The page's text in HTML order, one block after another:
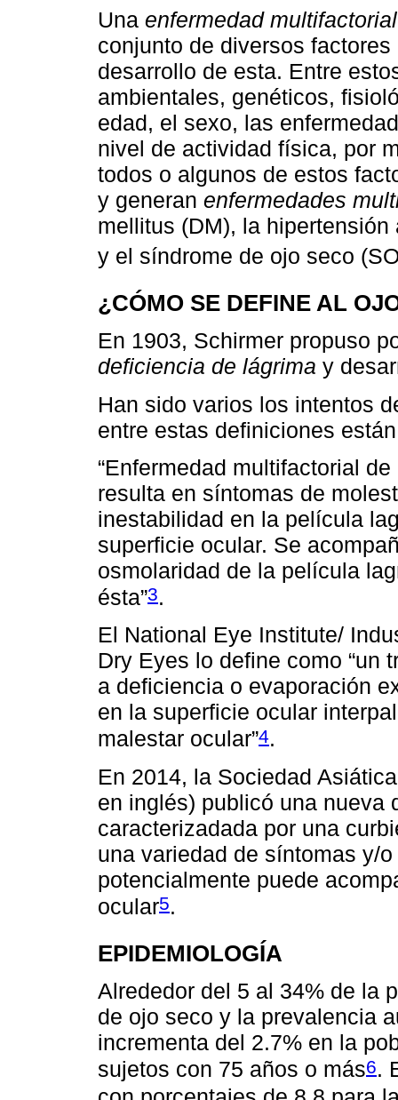
Una enfermedad multifactorial
conjunto de diversos
desarrollo de esta. Entre
ambientales, genéticos,
edad, el sexo, las
nivel de actividad física, por
todos o algunos de estos
y generan enfermedades
mellitus (DM), la
y el síndrome de ojo seco
¿CÓMO SE DEFINE AL
En 1903, Schirmer propuso
deficiencia de lágrima y
Han sido varios los intentos
entre estas definiciones
“Enfermedad multifactorial
resulta en síntomas de
inestabilidad en la película
superficie ocular. Se
osmolaridad de la película
ésta”3.
El National Eye Institute/
Dry Eyes lo define como “un
a deficiencia o evaporación
en la superficie ocular
malestar ocular”4.
En 2014, la Sociedad
en inglés) publicó una nueva
caracterizadada por una
una variedad de síntomas y/
potencialmente puede
ocular5.
EPIDEMIOLOGÍA
Alrededor del 5 al 34% de la
de ojo seco y la prevalencia
incrementa del 2.7% en la
sujetos con 75 años o más6.